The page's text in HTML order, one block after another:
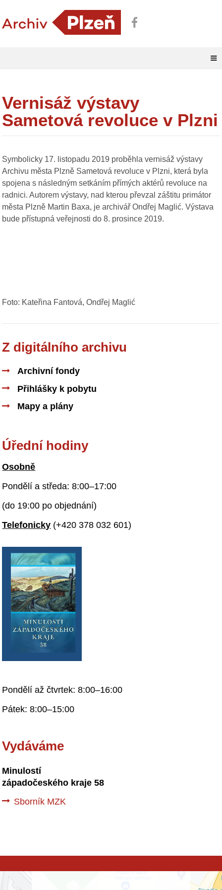
≡
Vernisáž výstavy
Sametová revoluce v Plzni
Symbolicky 17. listopadu 2019 proběhla vernisáž výstavy
Archivu města Plzně Sametová revoluce v Plzni, která byla
spojena s následným setkáním přímých aktérů revoluce na
radnici. Autorem výstavy, nad kterou převzal záštitu primátor
města Plzně Martin Baxa, je archivář Ondřej Maglić. Výstava
bude přístupná veřejnosti do 8. prosince 2019.
Foto: Kateřina Fantová, Ondřej Maglić
Z digitálního archivu
Archivní fondy
Přihlášky k pobytu
Mapy a plány
Úřední hodiny
Osobně
Pondělí a středa: 8:00–17:00
(do 19:00 po objednání)
Telefonicky (+420 378 032 601)
Pondělí až čtvrtek: 8:00–16:00
Pátek: 8:00–15:00
Vydáváme
Minulostí
západočeského kraje 58
Sborník MZK